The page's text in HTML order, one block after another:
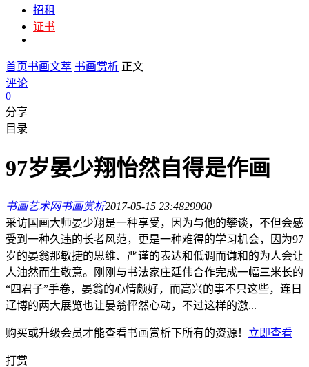
招租
证书
首页书画文萃 书画赏析 正文
评论
0
分享
目录
97岁晏少翔怡然自得是作画
书画艺术网书画赏析2017-05-15 23:4829900
采访国画大师晏少翔是一种享受，因为与他的攀谈，不但会感
受到一种久违的长者风范，更是一种难得的学习机会，因为97
岁的晏翁那敏捷的思维、严谨的表达和低调而谦和的为人会让
人油然而生敬意。刚刚与书法家庄廷伟合作完成一幅三米长的
“四君子”手卷，晏翁的心情颇好，而高兴的事不只这些，连日
辽博的两大展览也让晏翁怦然心动，不过这样的激...
购买或升级会员才能查看书画赏析下所有的资源！ 立即查看
打赏